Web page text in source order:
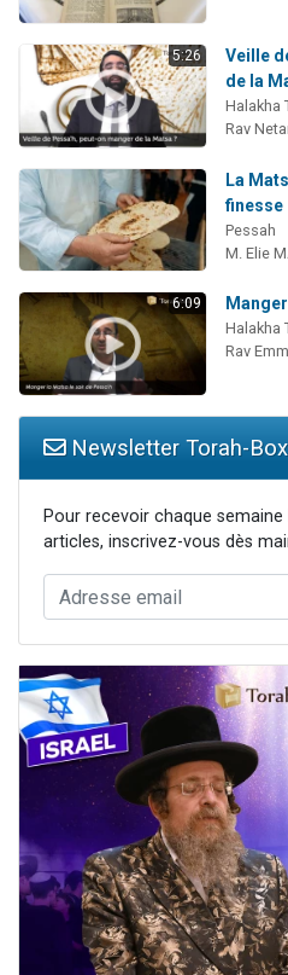
5:26
Veille
de la
Halakha
Rav
La
finesse
Pessah
M. Elie
6:09
Halakha
Rav
Newsletter Torah-Box
Pour recevoir chaque
articles, inscrivez-vous dès